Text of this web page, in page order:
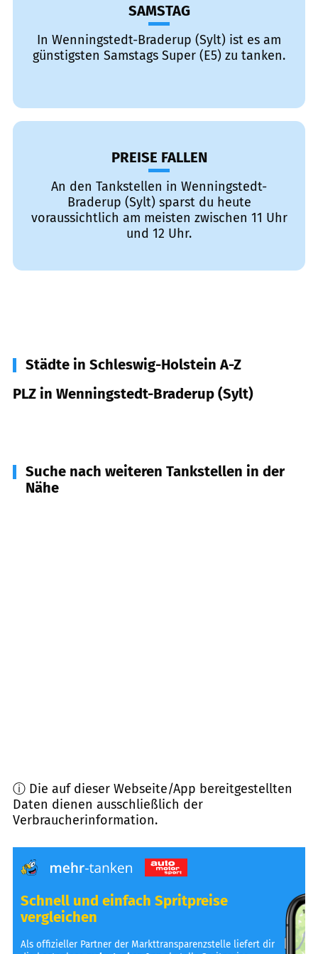
SAMSTAG
In Wenningstedt-Braderup (Sylt) ist es am
günstigsten Samstags Super (E5) zu tanken.
PREISE FALLEN
An den Tankstellen in Wenningstedt-
Braderup (Sylt) sparst du heute
voraussichtlich am meisten zwischen 11 Uhr
und 12 Uhr.
Städte in Schleswig-Holstein A-Z
PLZ in Wenningstedt-Braderup (Sylt)
Suche nach weiteren Tankstellen in der
Nähe
ⓘ Die auf dieser Webseite/App bereitgestellten
Daten dienen ausschließlich der
Verbraucherinformation.
Schnell und einfach Spritpreise
vergleichen
Als offizieller Partner der Markttransparenzstelle liefert dir